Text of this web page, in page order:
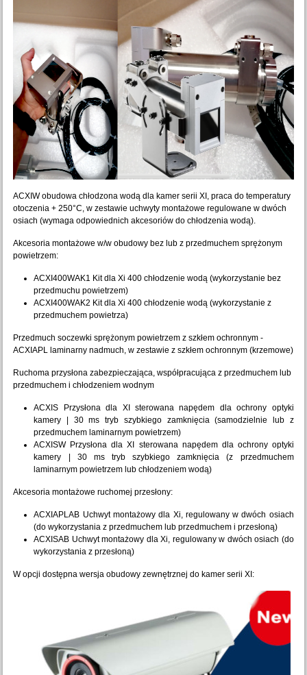
ACXIW obudowa chłodzona wodą dla kamer serii XI, praca do temperatury
otoczenia + 250°C, w zestawie uchwyty montażowe regulowane w dwóch
osiach (wymaga odpowiednich akcesoriów do chłodzenia wodą).
Akcesoria montażowe w/w obudowy bez lub z przedmuchem sprężonym
powietrzem:
ACXI400WAK1 Kit dla Xi 400 chłodzenie wodą (wykorzystanie bez
przedmuchu powietrzem)
ACXI400WAK2 Kit dla Xi 400 chłodzenie wodą (wykorzystanie z
przedmuchem powietrza)
Przedmuch soczewki sprężonym powietrzem z szkłem ochronnym -
ACXIAPL laminarny nadmuch, w zestawie z szkłem ochronnym (krzemowe)
Ruchoma przysłona zabezpieczająca, współpracująca z przedmuchem lub
przedmuchem i chłodzeniem wodnym
ACXIS Przysłona dla XI sterowana napędem dla ochrony optyki
kamery | 30 ms tryb szybkiego zamknięcia (samodzielnie lub z
przedmuchem laminarnym powietrzem)
ACXISW Przysłona dla XI sterowana napędem dla ochrony optyki
kamery | 30 ms tryb szybkiego zamknięcia (z przedmuchem
laminarnym powietrzem lub chłodzeniem wodą)
Akcesoria montażowe ruchomej przesłony:
ACXIAPLAB Uchwyt montażowy dla Xi, regulowany w dwóch osiach
(do wykorzystania z przedmuchem lub przedmuchem i przesłoną)
ACXISAB Uchwyt montażowy dla Xi, regulowany w dwóch osiach (do
wykorzystania z przesłoną)
W opcji dostępna wersja obudowy zewnętrznej do kamer serii XI: